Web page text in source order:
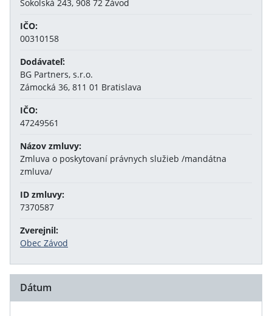
Sokolská 243, 908 72 Závod
IČO:
00310158
Dodávateľ:
BG Partners, s.r.o.
Zámocká 36, 811 01 Bratislava
IČO:
47249561
Názov zmluvy:
Zmluva o poskytovaní právnych služieb /mandátna
zmluva/
ID zmluvy:
7370587
Zverejnil:
Obec Závod
Dátum